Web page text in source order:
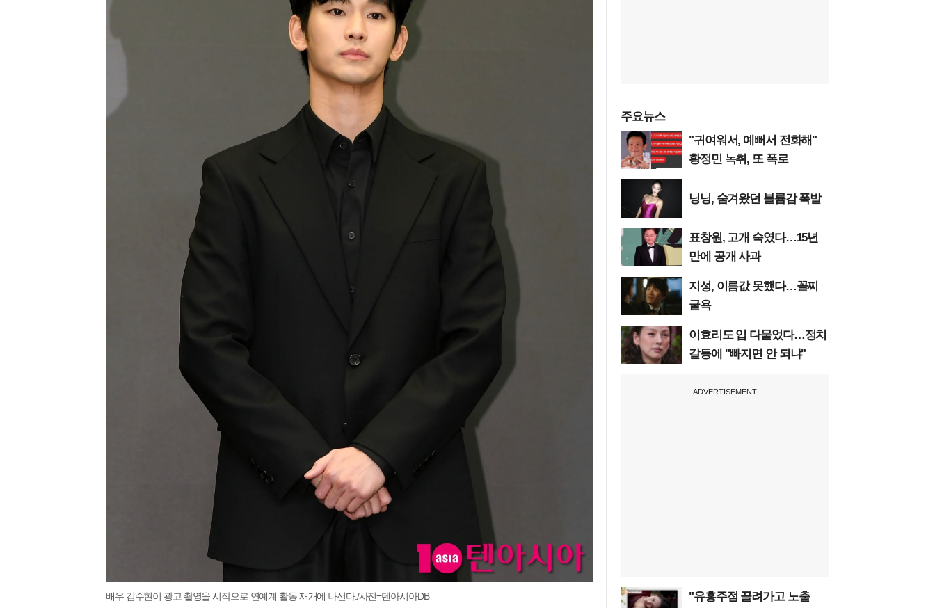
배우 김수현이 광고 촬영을 시작으로 연예계 활동 재개에 나선다./사진=텐아시아DB
주요뉴스
"귀여워서, 예뻐서 전화해"
황정민 녹취, 또 폭로
닝닝, 숨겨왔던 볼륨감 폭발
표창원, 고개 숙였다…15년
만에 공개 사과
지성, 이름값 못했다…꼴찌
굴욕
이효리도 입 다물었다…정치
갈등에 "빠지면 안 되냐"
ADVERTISEMENT
"유흥주점 끌려가고 노출